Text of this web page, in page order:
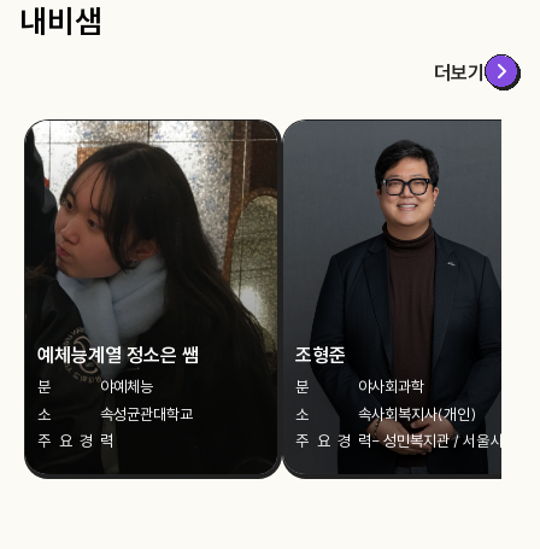
습니다. • 일반
기가 수월하지
입니다. 입시 결
편입니다. 질문
2학년 때부터
데, 지금부터 무
지 너무 막막합
과 계열의 진로
교를 가는 것
그리고 이 복
공부 방향을
탁드립니다.
센터 🚑 119 구급대 및 소방공무원 🚢 해양경찰 구조대 🏭
산업체 의무실 및 안전관리 부서 🏫 보건소, 응급의료정보센
관과 산업현장에서도 전문성을 인정받고 있습니다. 📌응급
구조사가 되려면? 응급구조사는 누구나 바로 응시할 수 있
는 자격증이 아닙니다. 2급은 보건복지부 지정 양성과정을 이
수해야 하고, 1급은 응급구조학과를 졸업하거나, 2급 취득 후
일정 기간의 실무경력을 갖춰야 시험에 응시할 수 있습니다.
시험은 실기시험을 먼저 치른 후 필기시험을 보는 것이 특징
이며, 최근 합격률은 약 80%대로 꾸준한 편입니다. 📌이런
사람에게 잘 맞아요! 응급구조사는 단순히 의료 지식만 갖추
는 것이 아니라, 위급한 순간에 사람의 생명을 지키기 위해 빠
르게 판단하고 행동하는 능력이 필요한 직업입니다. 먼저 사
람을 돕는 일에 보람을 느끼는 사람에게 잘 맞습니다. 응급구
조사는 환자가 가장 힘든 순간에 가장 먼저 마주하는 사람입
니다. 작은 응급처치 하나가 환자의 회복과 생명에 큰 영향을
줄 수 있기 때문에 누군가에게 직접적인 도움을 주는 일에서
의미와 보람을 찾는 사람이라면 큰 만족감을 느낄 수 있습니
는 컨셉 및 형태, 프로그램 설정입니다. 대상지와 프로그램이
정해졌다면 건축의 핵심 아이디어인 컨셉을 설정합니다. 컨
셉을 바탕으로 다양한 매스 스터디를 진행하며 건물의 형태
를 발전시킵니다. 단순한 직육면체 형태에서 시작해 일부를
비우거나 연결하고, 회전하거나 분절하는 등 여러 가지 방법
을 시도하면서 가장 적합한 형태를 찾아갑니다. 이 과정에서
는 건물의 외형뿐만 아니라 주변 환경과의 관계, 채광, 조망,
접근성 등도 함께 고려하게 됩니다. 또한, 어떤 프로그램을 배
치할지도 생각해봐야겠죠? 예를 들어서 이번 프로젝트가 ‘학
교’ 설계라면, 교실, 교무실, 교장실, 엘리베이터, 화장실, 계
단 등이 필요할 겁니다. 이런 실(room)들을 건물 안에 어떻
게 배치할지 생각해보는 단계를 거칩니다. 세 번째 단계는
도면을 통한 공간 구상입니다. 형태가 어느 정도 결정되면 이
를 실제 공간으로 구체화하기 위해 도면을 작성합니다. 앞서
어떤 프로그램을 어떻게 배치할지 간단하게 생각했다면, 이
제는 평면도와 단면도, 입면도 등을 구체적으로 그리면서 각
공간의 크기와 위치를 결정하고, 사람들이 건물 안에서 어떻
게 이동하는지 동선을 계획합니다. 또한 계단과 엘리베이터
프로젝트 초기 단계에서 “매스 스터디를 진행해 보면서 건물
형태 만들어보세요.”라고 교수님께서 지시하시기도 한답니
다! 2. 대지(Site) 대지는 건물이 지어지는 땅을 의미하지
만, 건축에서는 단순히 땅의 위치만을 의미하지 않습니다. 주
변 건물, 도로, 자연환경, 일조 방향, 사람들의 이동 흐름 등
건물이 놓이는 모든 환경을 포함합니다. 같은 건물이라도 어
떤 대지에 위치하는지에 따라 설계 방향이 달라지기 때문에
건축 설계에서는 항상 대지 분석부터 시작합니다. 3. 프로그
램(Program) 프로그램은 건물 안에 필요한 기능과 공간 구
성을 의미합니다. 예를 들어 도서관을 설계한다면 자료실, 열
람 공간, 휴게 공간, 사무 공간 등 어떤 공간이 필요한지 결정
하는 과정이 프로그램 설정입니다. 건축가는 단순히 형태를
만드는 사람이 아니라, 사용자가 건물을 어떻게 이용할지를
고민하기 때문에 프로그램 계획이 매우 중요합니다. 4. 보이
드(Void)와 솔리드(Solid) 보이드는 쉽게 말해서, ‘비어 있
는 공간’을 의미합니다. 일반적으로 공간은 채워진 부분이 중
요하다고 생각하기 쉽지만, 건축에서는 비어 있는 공간 역시
중요한 설계 요소로 활용됩니다. 도서관이나 미술관, 대형 카
내비샘
더보기
예체능계열 정소은 쌤
분 야예체능
소
속성균관대학교
주 요 경 력
조형준
분 야사회과학
소
속사회복지사(개인)
주 요 경 력- 성민복지관 / 서울시립
남부장애인종합복지관 근